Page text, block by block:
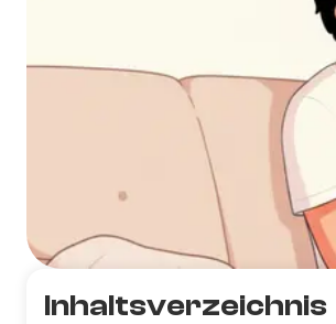
Inhaltsverzeichnis